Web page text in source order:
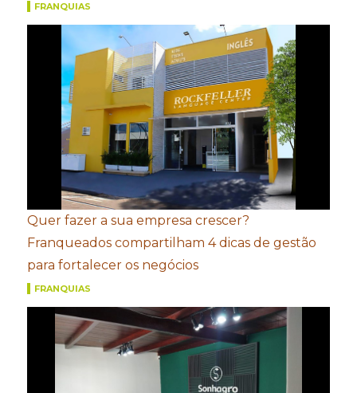
FRANQUIAS
Quer fazer a sua empresa crescer?
Franqueados compartilham 4 dicas de gestão
para fortalecer os negócios
FRANQUIAS